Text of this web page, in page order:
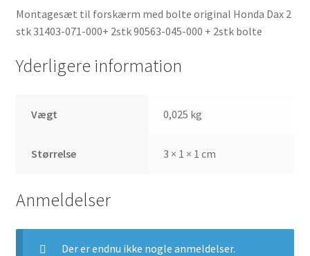
Montagesæt til forskærm med bolte original Honda Dax 2
stk 31403-071-000+ 2stk 90563-045-000 + 2stk bolte
Yderligere information
Vægt 0,025 kg
Størrelse 3 × 1 × 1 cm
Anmeldelser
Der er endnu ikke nogle anmeldelser.